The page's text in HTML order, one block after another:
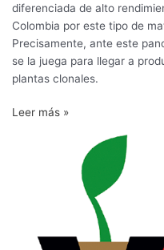
diferenciada de alto
Colombia por este tipo de
Precisamente, ante este
se la juega para llegar a
plantas clonales.
Leer más »